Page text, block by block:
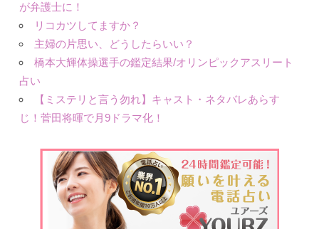
が弁護士に！
リコカツしてますか？
主婦の片思い、どうしたらいい？
橋本大輝体操選手の鑑定結果/オリンピックアスリート
占い
【ミステリと言う勿れ】キャスト・ネタバレあらす
じ！菅田将暉で月9ドラマ化！